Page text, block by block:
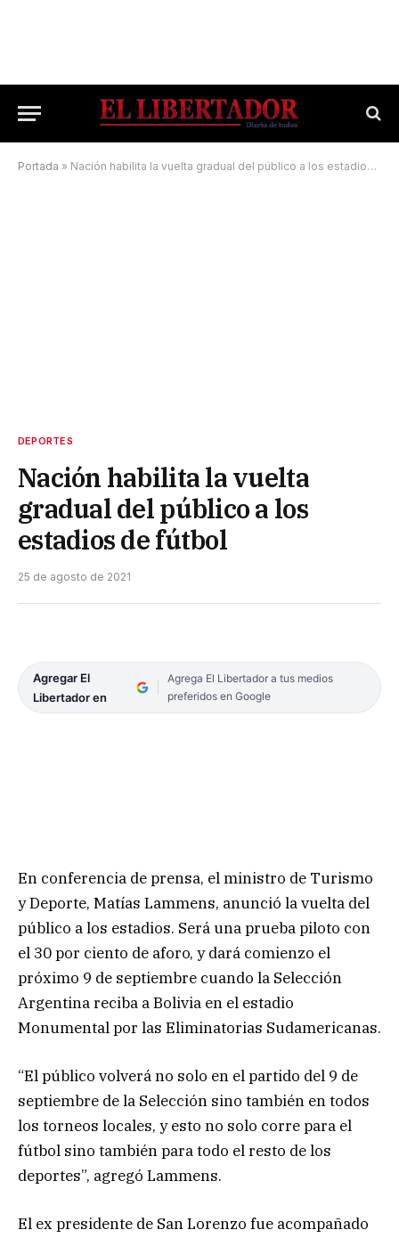
Portada » Nación habilita la vuelta gradual del público a los estadios de fútbol
DEPORTES
Nación habilita la vuelta
gradual del público a los
estadios de fútbol
25 de agosto de 2021
Agregar El
Libertador en
Agrega El Libertador a tus medios
preferidos en Google
En conferencia de prensa, el ministro de Turismo
y Deporte, Matías Lammens, anunció la vuelta del
público a los estadios. Será una prueba piloto con
el 30 por ciento de aforo, y dará comienzo el
próximo 9 de septiembre cuando la Selección
Argentina reciba a Bolivia en el estadio
Monumental por las Eliminatorias Sudamericanas.
“El público volverá no solo en el partido del 9 de
septiembre de la Selección sino también en todos
los torneos locales, y esto no solo corre para el
fútbol sino también para todo el resto de los
deportes”, agregó Lammens.
El ex presidente de San Lorenzo fue acompañado